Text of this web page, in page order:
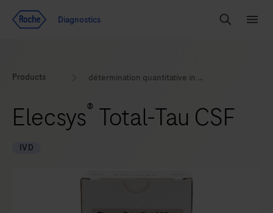
Diagnostics
Chercher
Products détermination quantitative in vitro de la protéine Tau totale dans le liquide cérébrospinal humain
Elecsys® Total-Tau CSF
IVD